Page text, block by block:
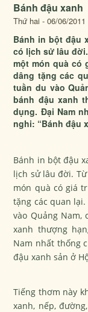
Bánh đậu xanh
Thứ hai - 06/06/2011
Bánh in bột đậu
có lịch sử lâu
một món quà có
dâng tặng các
tuần du vào
bánh đậu xanh
dụng. Đại Nam
nghi: “Bánh đậu
Bánh in bột đậu
lịch sử lâu đời.
món quà có giá
tặng các quan
vào Quảng
xanh thượng
Nam nhất thống
đậu xanh sản ở
Tiếng thơm này
xanh, nếp,